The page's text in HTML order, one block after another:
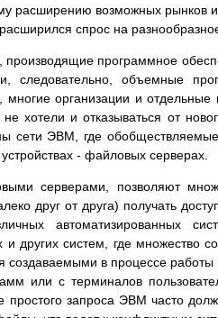
расширению возможных рынков
спрос на
программное
следовательно, объемные
многие организации и отдельные
хотели и отказываться от
сети ЭВМ, где
- файловых серверах.
серверами, позволяют
друг от друга) получать
автоматизированных
других систем, где множество
в процессе работы
или с терминалов
простого запроса ЭВМ часто